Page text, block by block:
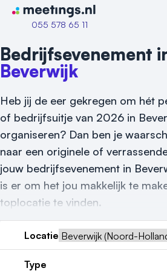
Naar home van Meetings
055 578 65 11
Vraag locatie aan
Bedrijfsevenement
Beverwijk
Heb jij de eer gekregen om hét
of bedrijfsuitje van 2026 in
organiseren? Dan ben je
naar een originele of
jouw bedrijfsevenement in
is er om het jou makkelijk te
toplocatie te vinden.
Locatie
Type